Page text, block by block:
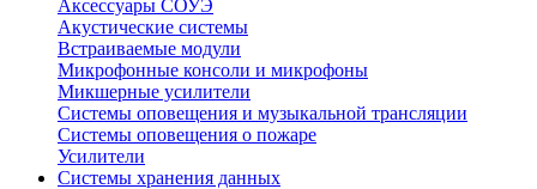
Аксессуары СОУЭ
Акустические системы
Встраиваемые модули
Микрофонные консоли и микрофоны
Микшерные усилители
Системы оповещения и музыкальной трансляции
Системы оповещения о пожаре
Усилители
Системы хранения данных